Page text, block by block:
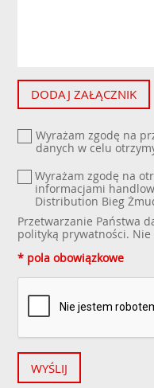
DODAJ ZAŁĄCZNIK
Wyrażam zgodę na
danych w celu
Wyrażam zgodę na
informacjami
Distribution Bieg
Przetwarzanie Państwa
polityką prywatności. Nie
* pola obowiązkowe
WYŚLIJ